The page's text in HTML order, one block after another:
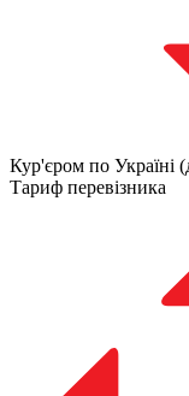
Кур'єром по Україні
Тариф перевізника